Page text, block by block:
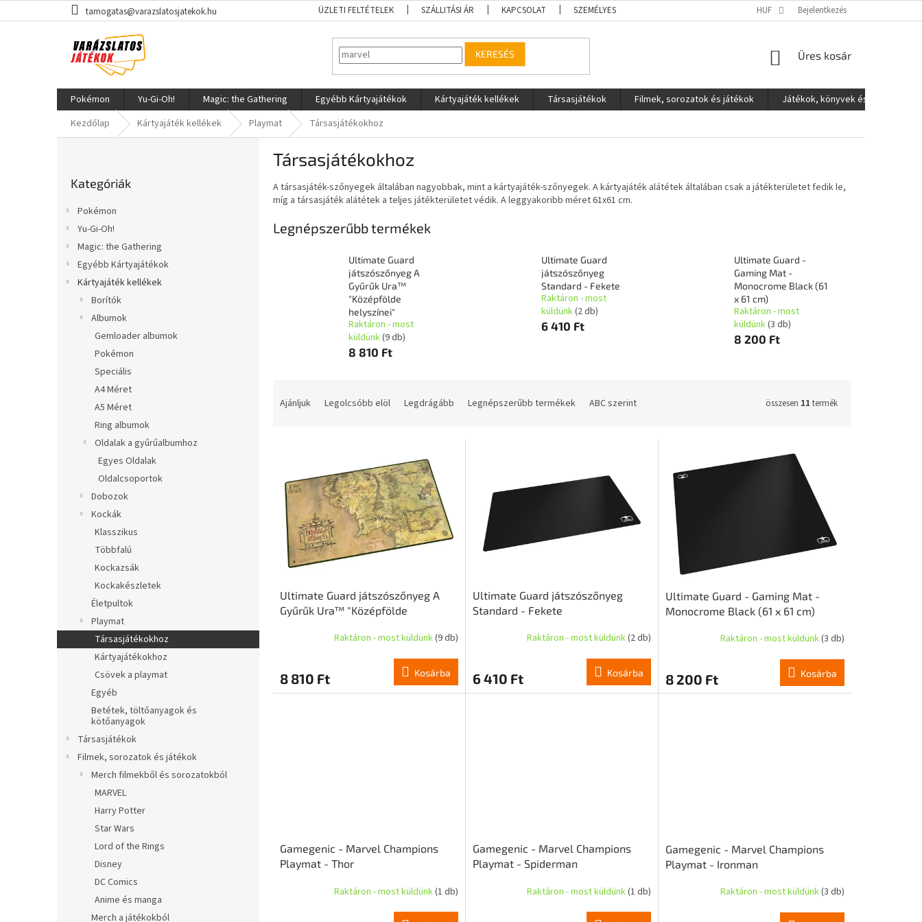
a
tamogatas@varazslatosjatekok.hu ÜZLETI FELTÉTELEK SZÁLLITÁSI ÁR KAPCSOLAT SZEMÉLYES ADATOK VÉDELME HUF Bejelentkezés
KERESÉS KOSÁR
Üres kosár
Pokémon Yu-Gi-Oh! Magic: the Gathering Egyébb Kártyajátékok Kártyajáték kellékek Társasjátékok Filmek, sorozatok és játékok
Játékok, könyvek és egyéb
Kezdőlap
Kártyajáték kellékek Playmat Társasjátékokhoz
átugrása
Kategóriák
Pokémon
Yu-Gi-Oh!
Magic: the Gathering
Egyébb Kártyajátékok
Kártyajáték kellékek
Borítók
Albumok
Gemloader albumok
Pokémon
Speciális
A4 Méret
A5 Méret
Ring albumok
Oldalak a gyűrűalbumhoz
Egyes Oldalak
Oldalcsoportok
Dobozok
Kockák
Klasszikus
Többfalú
Kockazsák
Kockakészletek
Életpultok
Playmat
Társasjátékokhoz
Kártyajátékokhoz
Csövek a playmat
Egyéb
Betétek, töltőanyagok és
kötőanyagok
Társasjátékok
Filmek, sorozatok és játékok
Merch filmekből és sorozatokból
MARVEL
Harry Potter
Star Wars
Lord of the Rings
Disney
DC Comics
Anime és manga
Merch a játékokból
Társasjátékokhoz
A társasjáték-szőnyegek általában nagyobbak, mint a kártyajáték-szőnyegek. A kártyajáték alátétek általában csak a játékterületet fedik le,
míg a társasjáték alátétek a teljes játékterületet védik. A leggyakoribb méret 61x61 cm.
Legnépszerűbb termékek
Ultimate Guard
játszószőnyeg A
Gyűrűk Ura™
"Középfölde
helyszínei"
Raktáron - most
küldünk(9 db)
8 810 Ft
Ultimate Guard
játszószőnyeg
Standard - Fekete
Raktáron - most
küldünk(2 db)
6 410 Ft
Ultimate Guard -
Gaming Mat -
Monocrome Black (61
x 61 cm)
Raktáron - most
küldünk(3 db)
8 200 Ft
Ajánljuk Legolcsóbb elöl Legdrágább Legnépszerűbb termékek ABC szerint összesen 11 termék
Ultimate Guard játszószőnyeg A
Gyűrűk Ura™ "Középfölde
Raktáron - most küldünk(9 db)
8 810 Ft Kosárba
Ultimate Guard játszószőnyeg
Standard - Fekete
Raktáron - most küldünk(2 db)
6 410 Ft Kosárba
Ultimate Guard - Gaming Mat -
Monocrome Black (61 x 61 cm)
Raktáron - most küldünk(3 db)
8 200 Ft Kosárba
Gamegenic - Marvel Champions
Playmat - Thor
Raktáron - most küldünk(1 db)
Gamegenic - Marvel Champions
Playmat - Spiderman
Raktáron - most küldünk(1 db)
Gamegenic - Marvel Champions
Playmat - Ironman
Raktáron - most küldünk(3 db)